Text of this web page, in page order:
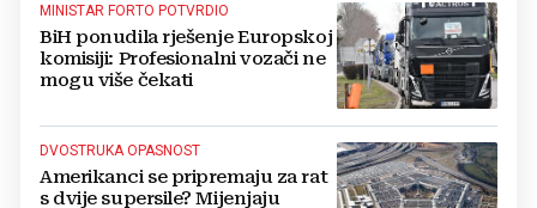
MINISTAR FORTO POTVRDIO
BiH ponudila rješenje Europskoj
komisiji: Profesionalni vozači ne
mogu više čekati
DVOSTRUKA OPASNOST
Amerikanci se pripremaju za rat
s dvije supersile? Mijenjaju